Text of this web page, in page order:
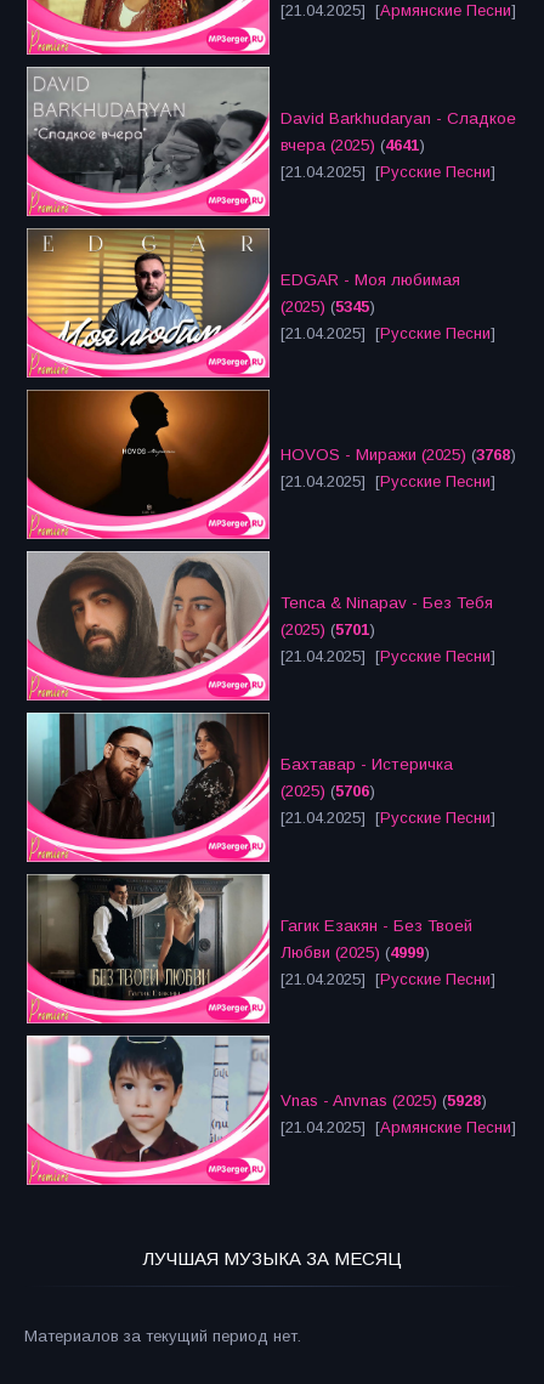
[21.04.2025] [Армянские Песни]
David Barkhudaryan - Сладкое
вчера (2025) (4641)
[21.04.2025] [Русские Песни]
EDGAR - Моя любимая
(2025) (5345)
[21.04.2025] [Русские Песни]
HOVOS - Миражи (2025) (3768)
[21.04.2025] [Русские Песни]
Tenca & Ninapav - Без Тебя
(2025) (5701)
[21.04.2025] [Русские Песни]
Бахтавар - Истеричка
(2025) (5706)
[21.04.2025] [Русские Песни]
Гагик Езакян - Без Твоей
Любви (2025) (4999)
[21.04.2025] [Русские Песни]
Vnas - Anvnas (2025) (5928)
[21.04.2025] [Армянские Песни]
ЛУЧШАЯ МУЗЫКА ЗА МЕСЯЦ
Материалов за текущий период нет.